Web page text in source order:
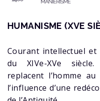
HUMANISME (XVE
Courant intellectuel et
du XIVe-XVe
replacent l’homme
l’influence d’une